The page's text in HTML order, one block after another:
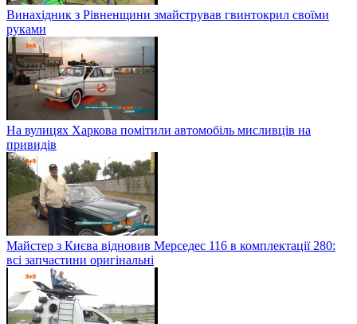
Винахідник з Рівненщини змайстрував гвинтокрил своїми
руками
На вулицях Харкова помітили автомобіль мисливців на
привидів
Майстер з Києва відновив Мерседес 116 в комплектації 280:
всі запчастини оригінальні